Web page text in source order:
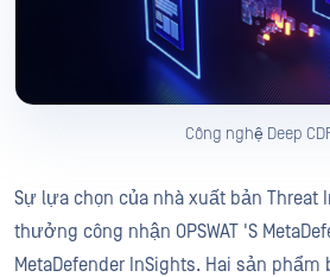
Công nghệ Deep
Sự lựa chọn của nhà xuất bản Threat
thưởng công nhận OPSWAT 'S
MetaDefender InSights. Hai sản